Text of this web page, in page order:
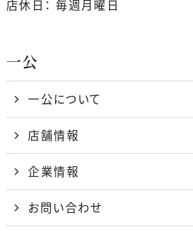
店休日： 毎週月曜日
一公
一公について
店舗情報
企業情報
お問い合わせ